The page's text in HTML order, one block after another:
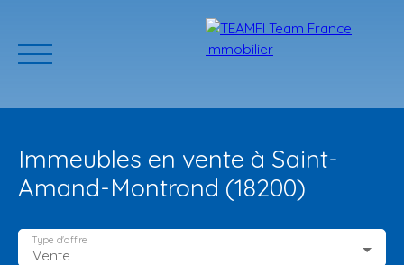
Immeubles en vente à Saint-
Amand-Montrond (18200)
Vente
Type d'offre